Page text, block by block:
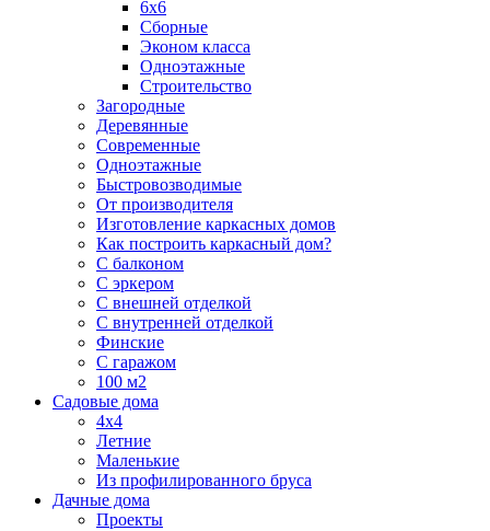
6х6
Сборные
Эконом класса
Одноэтажные
Строительство
Загородные
Деревянные
Современные
Одноэтажные
Быстровозводимые
От производителя
Изготовление каркасных домов
Как построить каркасный дом?
С балконом
С эркером
С внешней отделкой
С внутренней отделкой
Финские
С гаражом
100 м2
Садовые дома
4х4
Летние
Маленькие
Из профилированного бруса
Дачные дома
Проекты